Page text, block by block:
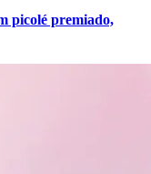
picolé premiado,